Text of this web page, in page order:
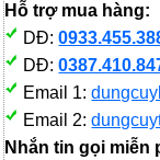
Hỗ trợ mua hàng:
DĐ:
DĐ:
Email 1:
Email 2:
Nhắn tin gọi